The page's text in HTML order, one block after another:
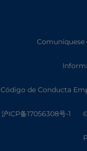
Código de Conducta
沪ICP备17056308号-1